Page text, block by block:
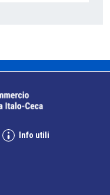
Info utili